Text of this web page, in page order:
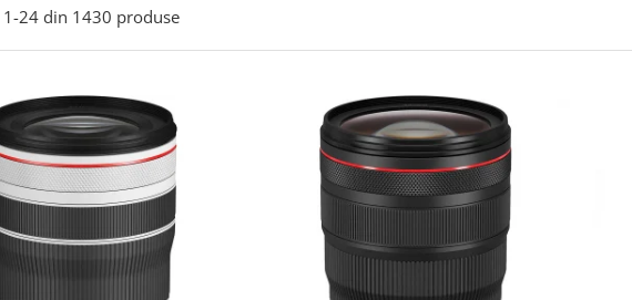
1-24 din 1430 produse